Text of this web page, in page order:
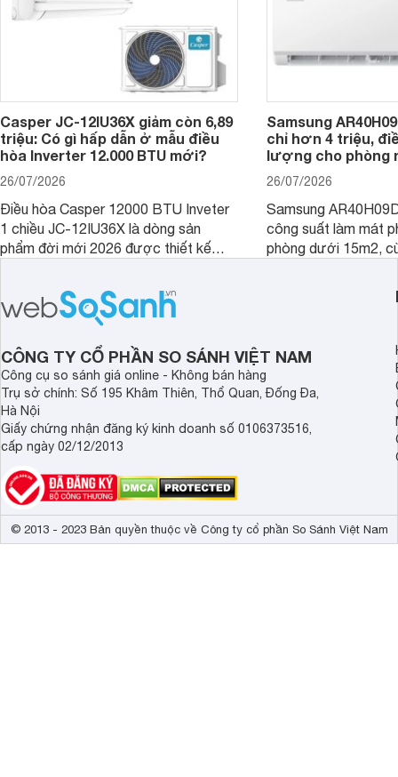
Casper JC-12IU36X giảm còn 6,89
triệu: Có gì hấp dẫn ở mẫu điều
hòa Inverter 12.000 BTU mới?
26/07/2026
Điều hòa Casper 12000 BTU Inveter
1 chiều JC-12IU36X là dòng sản
phẩm đời mới 2026 được thiết kế
sở hữu khả năng làm mát tốt mà còn
có giá bán rất hợp lý.
Samsung
chỉ hơn 4 triệu,
lượng cho phòng
26/07/2026
Samsung
công suất làm mát
phòng dưới 15m2,
phòng ngủ, phòng
CÔNG TY CỔ PHẦN SO SÁNH VIỆT NAM
Công cụ so sánh giá online - Không bán hàng
Trụ sở chính: Số 195 Khâm Thiên, Thổ Quan, Đống Đa,
Hà Nội
Giấy chứng nhận đăng ký kinh doanh số 0106373516,
cấp ngày 02/12/2013
© 2013 - 2023 Bản quyền thuộc về Công ty cổ phần So Sánh Việt Nam